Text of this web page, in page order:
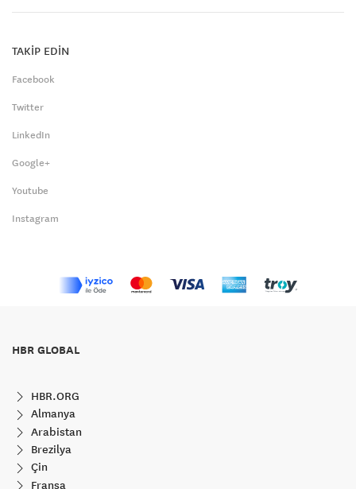
TAKİP EDİN
Facebook
Twitter
LinkedIn
Google+
Youtube
Instagram
HBR GLOBAL
HBR.ORG
Almanya
Arabistan
Brezilya
Çin
Fransa